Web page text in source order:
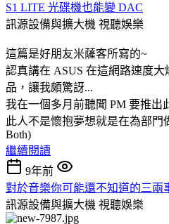
S1 LITE 光碟機也能變 DAC
訊源設備與擴大機 視聽娛樂
這篇是好朋友米薩客所寫的~
認真講在 ASUS 在這網路速度
品，讓我頗驚訝...
我在一個多月前聽聞 PM 要推出
此人不是懷抱夢想就是在為部門
Both)
繼續閱讀
9年前
對於音樂你可能還不知道的三兩
訊源設備與擴大機 視聽娛樂